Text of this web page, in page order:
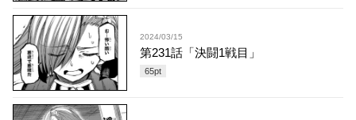
2024/03/15
第231話「決闘1戦目」
65pt